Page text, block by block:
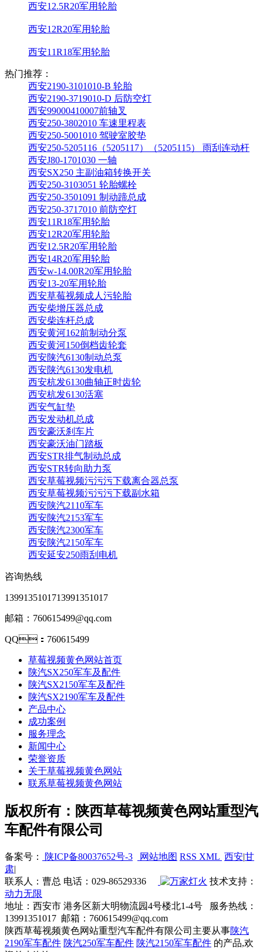
西安12.5R20军用轮胎
西安12R20军用轮胎
西安11R18军用轮胎
热门推荐：
西安2190-3101010-B 轮胎
西安2190-3719010-D 后防空灯
西安99000410007前轴叉
西安250-3802010 车速里程表
西安250-5001010 驾驶室胶垫
西安250-5205116（5205117）（5205115） 雨刮连动杆
西安J80-1701030 一轴
西安SX250 主副油箱转换开关
西安250-3103051 轮胎螺栓
西安250-3501091 制动蹄总成
西安250-3717010 前防空灯
西安11R18军用轮胎
西安12R20军用轮胎
西安12.5R20军用轮胎
西安14R20军用轮胎
西安w-14.00R20军用轮胎
西安13-20军用轮胎
西安草莓视频成人污轮胎
西安柴增压器总成
西安柴连杆总成
西安黄河162前制动分泵
西安黄河150倒档齿轮套
西安陕汽6130制动总泵
西安陕汽6130发电机
西安杭发6130曲轴正时齿轮
西安杭发6130活塞
西安气缸垫
西安发动机总成
西安豪沃刹车片
西安豪沃油门踏板
西安STR排气制动总成
西安STR转向助力泵
西安草莓视频污污污下载离合器总泵
西安草莓视频污污污下载副水箱
西安陕汽2110军车
西安陕汽2153军车
西安陕汽2300军车
西安陕汽2150军车
西安延安250雨刮电机
咨询热线
1399135101713991351017
邮箱：760615499@qq.com
QQ：760615499
草莓视频黄色网站首页
陕汽SX250军车及配件
陕汽SX2150军车及配件
陕汽SX2190军车及配件
产品中心
成功案例
服务理念
新闻中心
荣誉资质
关于草莓视频黄色网站
联系草莓视频黄色网站
版权所有：陕西草莓视频黄色网站重型汽
车配件有限公司
备案号： 陕ICP备80037652号-3 网站地图 RSS XML 西安|甘
肃|
联系人：曹总 电话：029-86529336
技术支持：
动力无限
地址：西安市 港务区新大明物流园4号楼北1-4号 服务热线：
13991351017 邮箱：760615499@qq.com
陕西草莓视频黄色网站重型汽车配件有限公司主要从事陕汽
2190军车配件 陕汽250军车配件 陕汽2150军车配件 的产品,欢